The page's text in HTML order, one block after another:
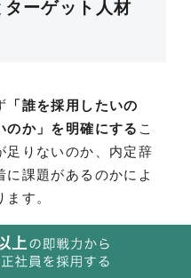
ーゲット人材
「誰を採用したいの
のか」を明確にする こ
足りないのか、内定辞
課題があるのかによ
す。
を具体化するペルソナ
経験、スキルだけでな